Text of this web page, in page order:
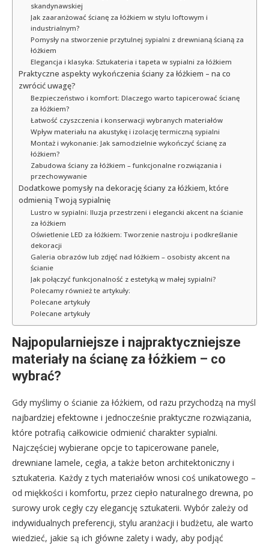
skandynawskiej
Jak zaaranżować ścianę za łóżkiem w stylu loftowym i
industrialnym?
Pomysły na stworzenie przytulnej sypialni z drewnianą ścianą za
łóżkiem
Elegancja i klasyka: Sztukateria i tapeta w sypialni za łóżkiem
Praktyczne aspekty wykończenia ściany za łóżkiem – na co
zwrócić uwagę?
Bezpieczeństwo i komfort: Dlaczego warto tapicerować ścianę
za łóżkiem?
Łatwość czyszczenia i konserwacji wybranych materiałów
Wpływ materiału na akustykę i izolację termiczną sypialni
Montaż i wykonanie: Jak samodzielnie wykończyć ścianę za
łóżkiem?
Zabudowa ściany za łóżkiem – funkcjonalne rozwiązania i
przechowywanie
Dodatkowe pomysły na dekorację ściany za łóżkiem, które
odmienią Twoją sypialnię
Lustro w sypialni: Iluzja przestrzeni i elegancki akcent na ścianie
za łóżkiem
Oświetlenie LED za łóżkiem: Tworzenie nastroju i podkreślanie
dekoracji
Galeria obrazów lub zdjęć nad łóżkiem – osobisty akcent na
ścianie
Jak połączyć funkcjonalność z estetyką w małej sypialni?
Polecamy również te artykuły:
Polecane artykuły
Polecane artykuły
Najpopularniejsze i najpraktyczniejsze
materiały na ścianę za łóżkiem – co
wybrać?
Gdy myślimy o ścianie za łóżkiem, od razu przychodzą na myśl
najbardziej efektowne i jednocześnie praktyczne rozwiązania,
które potrafią całkowicie odmienić charakter sypialni.
Najczęściej wybierane opcje to tapicerowane panele,
drewniane lamele, cegła, a także beton architektoniczny i
sztukateria. Każdy z tych materiałów wnosi coś unikatowego –
od miękkości i komfortu, przez ciepło naturalnego drewna, po
surowy urok cegły czy elegancję sztukaterii. Wybór zależy od
indywidualnych preferencji, stylu aranżacji i budżetu, ale warto
wiedzieć, jakie są ich główne zalety i wady, aby podjąć